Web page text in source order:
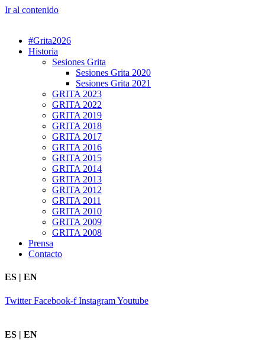
Ir al contenido
#Grita2026
Historia
Sesiones Grita
Sesiones Grita 2020
Sesiones Grita 2021
GRITA 2023
GRITA 2022
GRITA 2019
GRITA 2018
GRITA 2017
GRITA 2016
GRITA 2015
GRITA 2014
GRITA 2013
GRITA 2012
GRITA 2011
GRITA 2010
GRITA 2009
GRITA 2008
Prensa
Contacto
ES | EN
Twitter Facebook-f InstagramYoutube
ES | EN